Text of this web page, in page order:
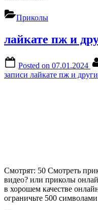
Приколы
лайкате пж и
Posted on 07.01.2024
записи лайкате пж и
Смотрят: 50 Смотреть
видео? или приколы
в хорошем качестве
ограничьте 500 символами